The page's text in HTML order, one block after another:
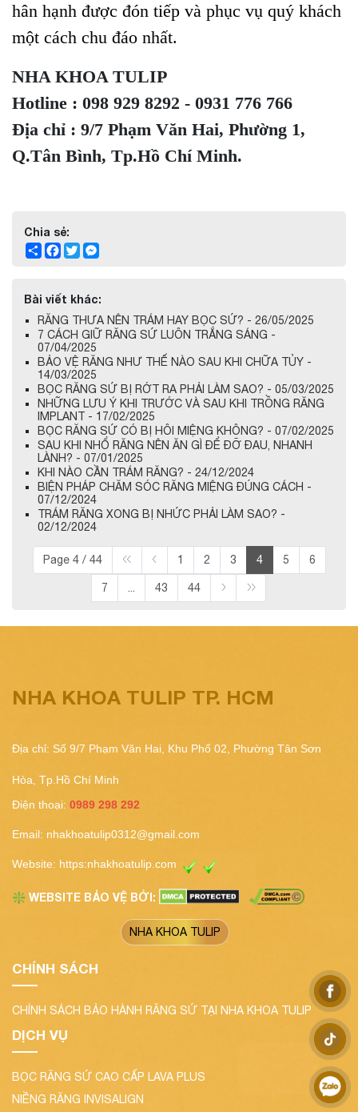
hân hạnh được đón tiếp và phục vụ quý khách
một cách chu đáo nhất.
NHA KHOA TULIP
Hotline : 098 929 8292 - 0931 776 766
Địa chỉ : 9/7 Phạm Văn Hai, Phường 1,
Q.Tân Bình, Tp.Hồ Chí Minh.
Chia sẻ:
ShareFacebook
Twitter
Bài viết khác:
RĂNG THƯA NÊN TRÁM HAY BỌC SỨ? - 26/05/2025
7 CÁCH GIỮ RĂNG SỨ LUÔN TRẮNG SÁNG -
07/04/2025
BẢO VỆ RĂNG NHƯ THẾ NÀO SAU KHI CHỮA TỦY -
14/03/2025
BỌC RĂNG SỨ BỊ RỚT RA PHẢI LÀM SAO? - 05/03/2025
NHỮNG LƯU Ý KHI TRƯỚC VÀ SAU KHI TRỒNG RĂNG
IMPLANT - 17/02/2025
BỌC RĂNG SỨ CÓ BỊ HÔI MIỆNG KHÔNG? - 07/02/2025
SAU KHI NHỔ RĂNG NÊN ĂN GÌ ĐỂ ĐỠ ĐAU, NHANH
LÀNH? - 07/01/2025
KHI NÀO CẦN TRÁM RĂNG? - 24/12/2024
BIỆN PHÁP CHĂM SÓC RĂNG MIỆNG ĐÚNG CÁCH -
07/12/2024
TRÁM RĂNG XONG BỊ NHỨC PHẢI LÀM SAO? -
02/12/2024
Page 4 / 44 1 2 3 4 5 6
7 ... 43 44
NHA KHOA TULIP TP. HCM
Địa chỉ: Số 9/7 Phạm Văn Hai, Khu Phố 02, Phường Tân Sơn
Hòa, Tp.Hồ Chí Minh
Điện thoại: 0989 298 292
Email: nhakhoatulip0312@gmail.com
Website: https:nhakhoatulip.com
❇️ WEBSITE BẢO VỆ BỞI:
NHA KHOA TULIP
CHÍNH SÁCH
CHÍNH SÁCH BẢO HÀNH RĂNG SỨ TẠI NHA KHOA TULIP
DỊCH VỤ
BỌC RĂNG SỨ CAO CẤP LAVA PLUS
NIỀNG RĂNG INVISALIGN